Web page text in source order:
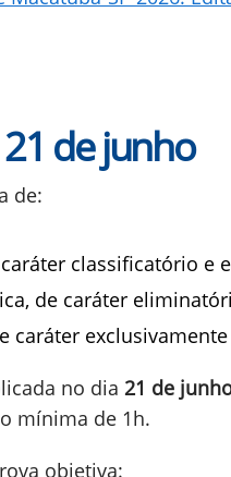
de junho
de:
classificatório e
de caráter
caráter
no dia 21 de
mínima de 1h.
objetiva: